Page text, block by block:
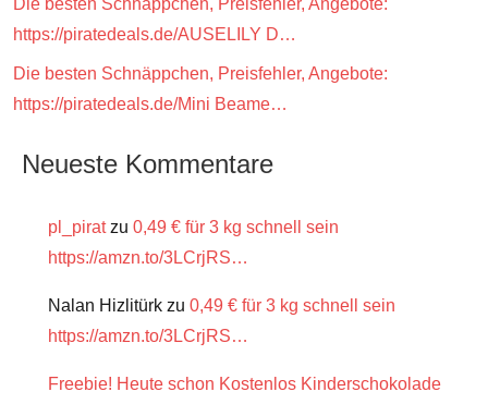
Die besten Schnäppchen, Preisfehler, Angebote:
https://piratedeals.de/AUSELILY D…
Die besten Schnäppchen, Preisfehler, Angebote:
https://piratedeals.de/Mini Beame…
Neueste Kommentare
pl_piratzu 0,49 € für 3 kg schnell sein
https://amzn.to/3LCrjRS…
Nalan Hizlitürk zu 0,49 € für 3 kg schnell sein
https://amzn.to/3LCrjRS…
Freebie! Heute schon Kostenlos Kinderschokolade